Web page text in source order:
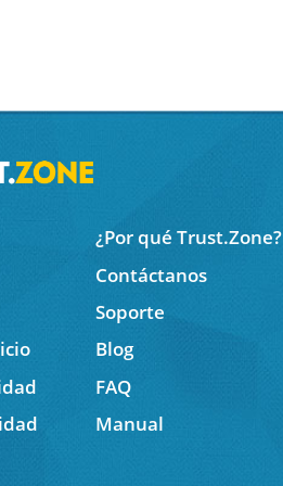
¿Por qué Trust.Zone?
Contáctanos
Soporte
Blog
FAQ
Manual